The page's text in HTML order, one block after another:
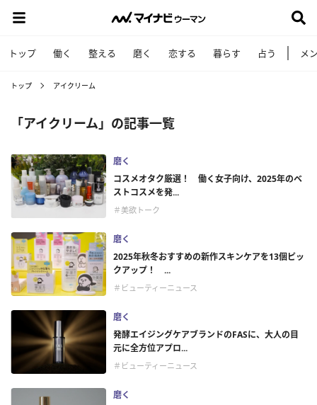
トップ 働く 整える 磨く 恋する 暮らす 占う メ
トップ アイクリーム
「アイクリーム」の記事一覧
磨く
コスメオタク厳選！ 働く女子向け、2025年のベ
ストコスメを発...
＃美欲トーク
磨く
2025年秋冬おすすめの新作スキンケアを13個ピッ
クアップ！ ...
＃ビューティーニュース
磨く
発酵エイジングケアブランドのFASに、大人の目
元に全方位アプロ...
＃ビューティーニュース
磨く